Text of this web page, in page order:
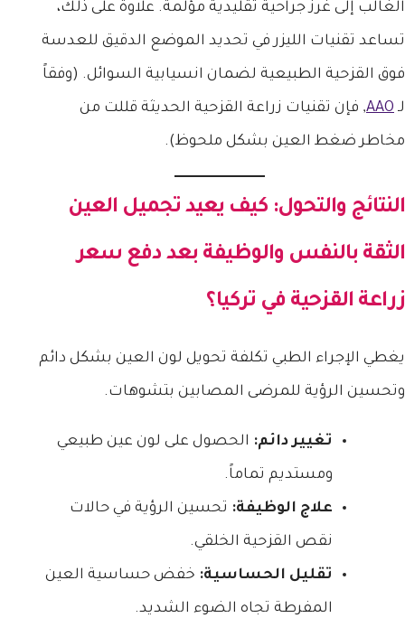
الغالب إلى غرز جراحية تقليدية مؤلمة. علاوة على ذلك،
تساعد تقنيات الليزر في تحديد الموضع الدقيق للعدسة
فوق القزحية الطبيعية لضمان انسيابية السوائل. (وفقاً
لـ AAO, فإن تقنيات زراعة القزحية الحديثة قللت من
مخاطر ضغط العين بشكل ملحوظ).
النتائج والتحول: كيف يعيد تجميل العين
الثقة بالنفس والوظيفة بعد دفع سعر
زراعة القزحية في تركيا؟
يغطي الإجراء الطبي تكلفة تحويل لون العين بشكل دائم
وتحسين الرؤية للمرضى المصابين بتشوهات.
تغيير دائم: الحصول على لون عين طبيعي
ومستديم تماماً.
علاج الوظيفة: تحسين الرؤية في حالات
نقص القزحية الخلقي.
تقليل الحساسية: خفض حساسية العين
المفرطة تجاه الضوء الشديد.